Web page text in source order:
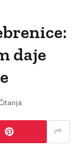
daje